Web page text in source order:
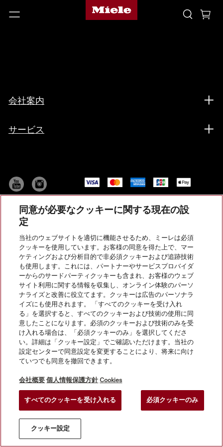
会社案内
サービス
© Miele Japan Corp. All rights reserved.
同意が必要なクッキーに関する現在の設
定
当社のウェブサイトを適切に機能させるため、ミーレは必須
クッキーを使用しています。お客様の同意を得た上で、マー
ケティングおよび分析目的で非必須クッキーおよび追跡技術
も使用します。これには、パートナーやサービスプロバイダ
ーからのサードパーティクッキーも含まれ、お客様のウェブ
サイト利用に関する情報を収集し、オンライン体験のパーソ
ナライズと改善に役立てます。クッキーは広告のパーソナラ
イズにも使用されます。 「すべてのクッキーを受け入れ
る」を選択すると、すべてのクッキーおよび技術の使用に同
意したことになります。必須のクッキーおよび技術のみを受
け入れる場合は、「必須クッキーのみ」を選択してくださ
い。詳細は「クッキー設定」でご確認いただけます。当社の
設定センターで同意設定を変更することにより、将来に向け
ていつでも同意を撤回できます。
会社概要 個人情報保護方針 Cookies
すべてのクッキーを受け入れる 必須クッキーのみ
クッキー設定